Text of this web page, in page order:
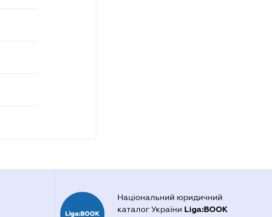
Національний юридичний
каталог України Liga:BOOK